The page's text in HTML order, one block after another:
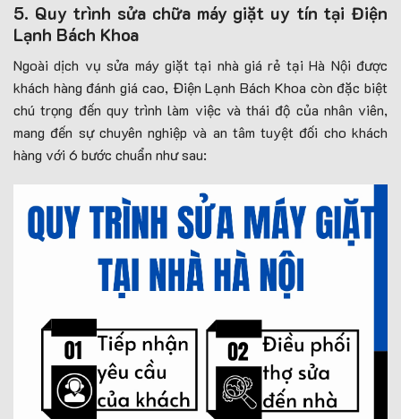
5. Quy trình sửa chữa máy giặt uy tín tại Điện
Lạnh Bách Khoa
Ngoài dịch vụ sửa máy giặt tại nhà giá rẻ tại Hà Nội được
khách hàng đánh giá cao, Điện Lạnh Bách Khoa còn đặc biệt
chú trọng đến quy trình làm việc và thái độ của nhân viên,
mang đến sự chuyên nghiệp và an tâm tuyệt đối cho khách
hàng với 6 bước chuẩn như sau: